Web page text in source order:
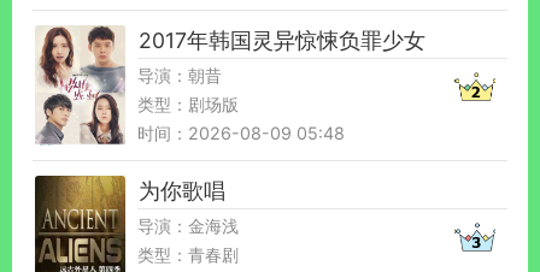
2017年韩国灵异惊悚负罪少女
导演：朝昔
类型：剧场版
时间：2026-08-09 05:48
为你歌唱
导演：金海浅
类型：青春剧